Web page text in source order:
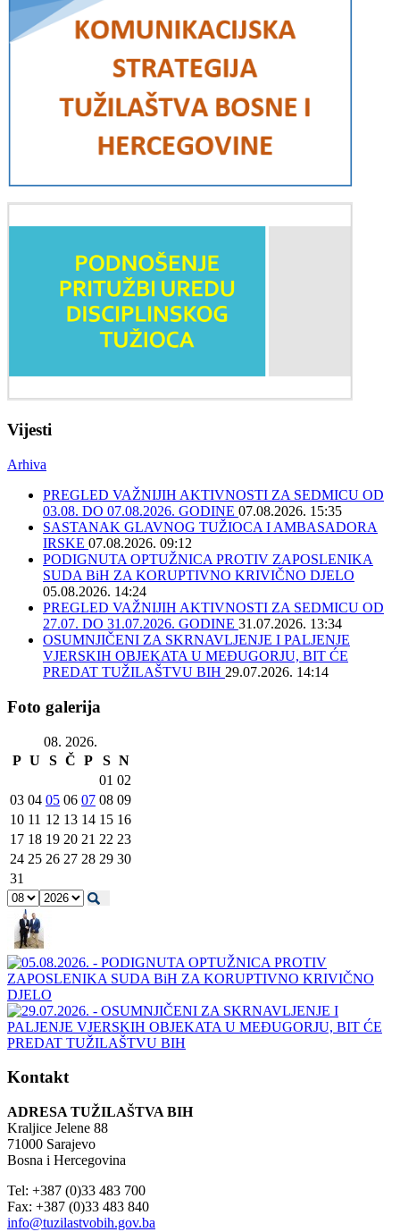
Vijesti
Arhiva
PREGLED VAŽNIJIH AKTIVNOSTI ZA SEDMICU OD
03.08. DO 07.08.2026. GODINE 07.08.2026. 15:35
SASTANAK GLAVNOG TUŽIOCA I AMBASADORA
IRSKE 07.08.2026. 09:12
PODIGNUTA OPTUŽNICA PROTIV ZAPOSLENIKA
SUDA BiH ZA KORUPTIVNO KRIVIČNO DJELO
05.08.2026. 14:24
PREGLED VAŽNIJIH AKTIVNOSTI ZA SEDMICU OD
27.07. DO 31.07.2026. GODINE 31.07.2026. 13:34
OSUMNJIČENI ZA SKRNAVLJENJE I PALJENJE
VJERSKIH OBJEKATA U MEĐUGORJU, BIT ĆE
PREDAT TUŽILAŠTVU BIH 29.07.2026. 14:14
Foto galerija
08. 2026.
P U S Č P S N
01 02
03 04 05 06 07 08 09
10 11 12 13 14 15 16
17 18 19 20 21 22 23
24 25 26 27 28 29 30
31
Kontakt
ADRESA TUŽILAŠTVA BIH
Kraljice Jelene 88
71000 Sarajevo
Bosna i Hercegovina
Tel: +387 (0)33 483 700
Fax: +387 (0)33 483 840
info@tuzilastvobih.gov.ba